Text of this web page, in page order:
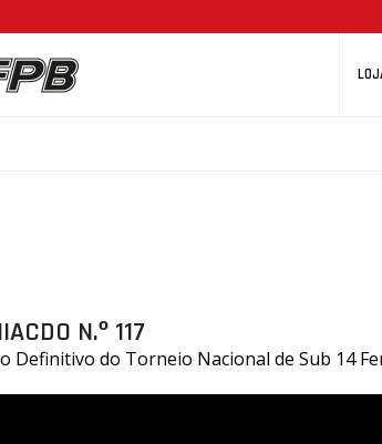
N.º 117
Definitivo do Torneio Nacional de Sub 14